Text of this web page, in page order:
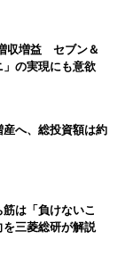
収増益 セブン＆
の実現にも意欲
へ、総投資額は約
は「負けないこ
三菱総研が解説